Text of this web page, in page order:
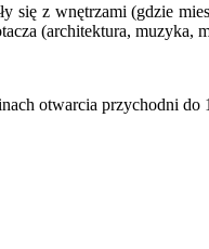
się z wnętrzami (gdzie
(architektura, muzyka,
otwarcia przychodni do